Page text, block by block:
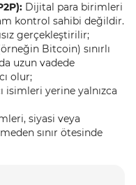
Dijital para birimleri
kontrol sahibi değildir.
gerçekleştirilir;
Bitcoin) sınırlı
uzun vadede
olur;
isimleri yerine yalnızca
siyasi veya
sınır ötesinde